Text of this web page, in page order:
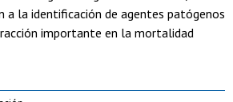
a la identificación de agentes patógenos
importante en la mortalidad